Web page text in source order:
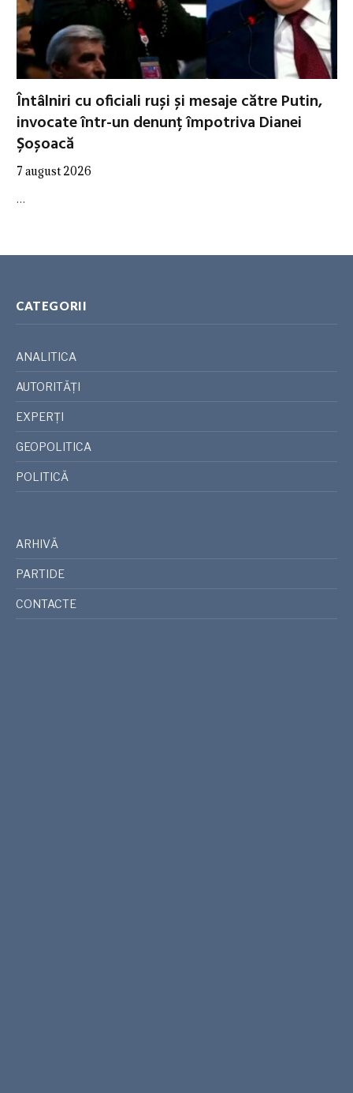
Întâlniri cu oficiali ruși și mesaje către Putin,
invocate într-un denunț împotriva Dianei
Șoșoacă
7 august 2026
…
CATEGORII
ANALITICA
AUTORITĂȚI
EXPERȚI
GEOPOLITICA
POLITICĂ
ARHIVĂ
PARTIDE
CONTACTE